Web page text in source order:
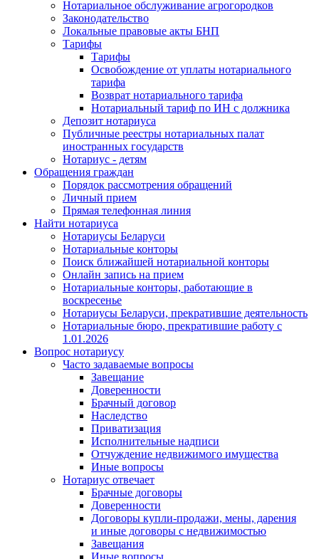
Нотариальное обслуживание агрогородков
Законодательство
Локальные правовые акты БНП
Тарифы
Тарифы
Освобождение от уплаты нотариального
тарифа
Возврат нотариального тарифа
Нотариальный тариф по ИН с должника
Депозит нотариуса
Публичные реестры нотариальных палат
иностранных государств
Нотариус - детям
Обращения граждан
Порядок рассмотрения обращений
Личный прием
Прямая телефонная линия
Найти нотариуса
Нотариусы Беларуси
Нотариальные конторы
Поиск ближайшей нотариальной конторы
Онлайн запись на прием
Нотариальные конторы, работающие в
воскресенье
Нотариусы Беларуси, прекратившие деятельность
Нотариальные бюро, прекратившие работу с
1.01.2026
Вопрос нотариусу
Часто задаваемые вопросы
Завещание
Доверенности
Брачный договор
Наследство
Приватизация
Исполнительные надписи
Отчуждение недвижимого имущества
Иные вопросы
Нотариус отвечает
Брачные договоры
Доверенности
Договоры купли-продажи, мены, дарения
и иные договоры с недвижимостью
Завещания
Иные вопросы